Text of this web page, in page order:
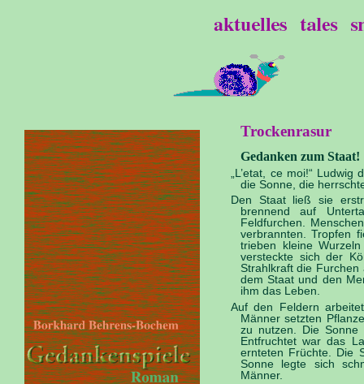
Trockenrasur
Gedanken zum Staat!
„L’etat, ce moi!“
die Sonne, die
Den Staat ließ sie
brennend auf
Feldfurchen.
verbrannten. Tropfen
trieben kleine
versteckte sich der
Strahlkraft die
dem Staat und den
ihm das Leben.
Auf den Feldern
Männer setzten
zu nutzen. Die
Entfruchtet war das
ernteten Früchte. Die
Sonne legte sich
Männer.